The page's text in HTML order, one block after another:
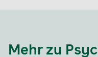
Mehr zu